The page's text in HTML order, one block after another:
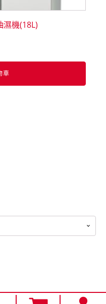
濕機(18L)
車